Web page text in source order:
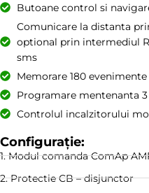
Butoane control si
Comunicare la distanta
optional prin intermediul
sms
Memorare 180
Programare mentenanta
Controlul incalzitorului
Configurație:
1. Modul comanda ComAp
2. Protectie CB – disjunctor